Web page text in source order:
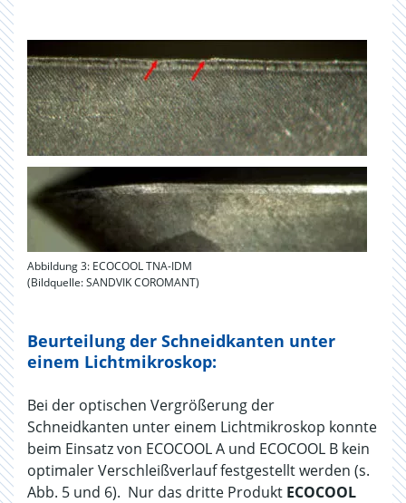
Abbildung 3: ECOCOOL TNA-IDM
(Bildquelle: SANDVIK COROMANT)
Beurteilung der Schneidkanten unter
einem Lichtmikroskop:
Bei der optischen Vergrößerung der
Schneidkanten unter einem Lichtmikroskop konnte
beim Einsatz von ECOCOOL A und ECOCOOL B kein
optimaler Verschleißverlauf festgestellt werden (s.
Abb. 5 und 6). Nur das dritte Produkt ECOCOOL